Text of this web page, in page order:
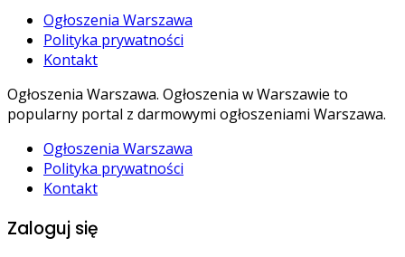
Ogłoszenia Warszawa
Polityka prywatności
Kontakt
Ogłoszenia Warszawa. Ogłoszenia w Warszawie to
popularny portal z darmowymi ogłoszeniami Warszawa.
Ogłoszenia Warszawa
Polityka prywatności
Kontakt
Zaloguj się